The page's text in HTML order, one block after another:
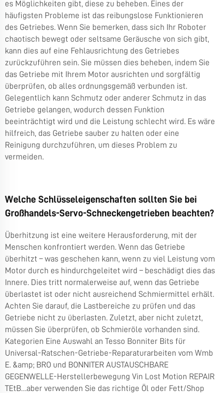
es Möglichkeiten gibt, diese zu beheben. Eines der
häufigsten Probleme ist das reibungslose Funktionieren
des Getriebes. Wenn Sie bemerken, dass sich Ihr Roboter
chaotisch bewegt oder seltsame Geräusche von sich gibt,
kann dies auf eine Fehlausrichtung des Getriebes
zurückzuführen sein. Sie müssen dies beheben, indem Sie
das Getriebe mit Ihrem Motor ausrichten und sorgfältig
überprüfen, ob alles ordnungsgemäß verbunden ist.
Gelegentlich kann Schmutz oder anderer Schmutz in das
Getriebe gelangen, wodurch dessen Funktion
beeinträchtigt wird und die Leistung schlecht wird. Es wäre
hilfreich, das Getriebe sauber zu halten oder eine
Reinigung durchzuführen, um dieses Problem zu
vermeiden.
Welche Schlüsseleigenschaften sollten Sie bei
Großhandels-Servo-Schneckengetrieben beachten?
Überhitzung ist eine weitere Herausforderung, mit der
Menschen konfrontiert werden. Wenn das Getriebe
überhitzt – was geschehen kann, wenn zu viel Leistung vom
Motor durch es hindurchgeleitet wird – beschädigt dies das
Innere. Dies tritt normalerweise auf, wenn das Getriebe
überlastet ist oder nicht ausreichend Schmiermittel erhält.
Achten Sie darauf, die Lastbereiche zu prüfen und das
Getriebe nicht zu überlasten. Zuletzt, aber nicht zuletzt,
müssen Sie überprüfen, ob Schmieröle vorhanden sind.
Kategorien Eine Auswahl an Tesso Bonniter Bits für
Universal-Ratschen-Getriebe-Reparaturarbeiten vom Wmb
E. &amp; BRO und BONNITER AUSTAUSCHBARE
GEGENWELLE-Herstellerbewegung Vin Lost Motion REPAIR
TEtB…aber verwenden Sie das richtige Öl oder Fett/Shop